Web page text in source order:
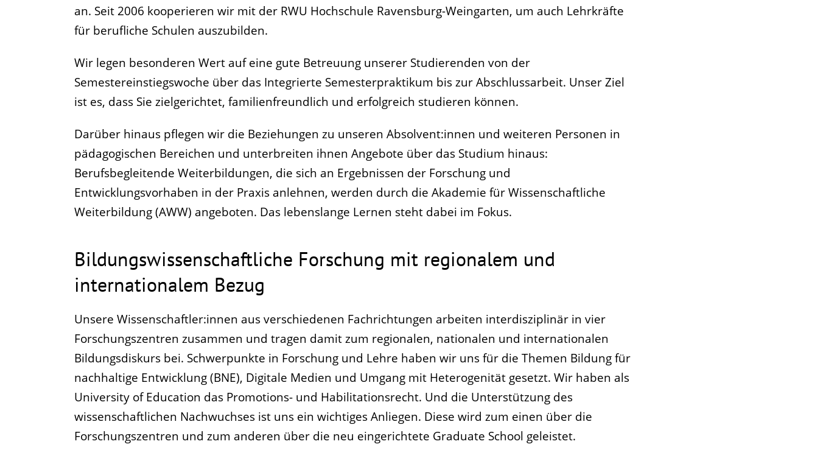
an. Seit 2006 kooperieren wir mit der RWU Hochschule Ravensburg-Weingarten, um auch Lehrkräfte
für berufliche Schulen auszubilden.
Wir legen besonderen Wert auf eine gute Betreuung unserer Studierenden von der
Semestereinstiegswoche über das Integrierte Semesterpraktikum bis zur Abschlussarbeit. Unser Ziel
ist es, dass Sie zielgerichtet, familienfreundlich und erfolgreich studieren können.
Darüber hinaus pflegen wir die Beziehungen zu unseren Absolvent:innen und weiteren Personen in
pädagogischen Bereichen und unterbreiten ihnen Angebote über das Studium hinaus:
Berufsbegleitende Weiterbildungen, die sich an Ergebnissen der Forschung und
Entwicklungsvorhaben in der Praxis anlehnen, werden durch die Akademie für Wissenschaftliche
Weiterbildung (AWW) angeboten. Das lebenslange Lernen steht dabei im Fokus.
Bildungswissenschaftliche Forschung mit regionalem und
internationalem Bezug
Unsere Wissenschaftler:innen aus verschiedenen Fachrichtungen arbeiten interdisziplinär in vier
Forschungszentren zusammen und tragen damit zum regionalen, nationalen und internationalen
Bildungsdiskurs bei. Schwerpunkte in Forschung und Lehre haben wir uns für die Themen Bildung für
nachhaltige Entwicklung (BNE), Digitale Medien und Umgang mit Heterogenität gesetzt. Wir haben als
University of Education das Promotions- und Habilitationsrecht. Und die Unterstützung des
wissenschaftlichen Nachwuchses ist uns ein wichtiges Anliegen. Diese wird zum einen über die
Forschungszentren und zum anderen über die neu eingerichtete Graduate School geleistet.